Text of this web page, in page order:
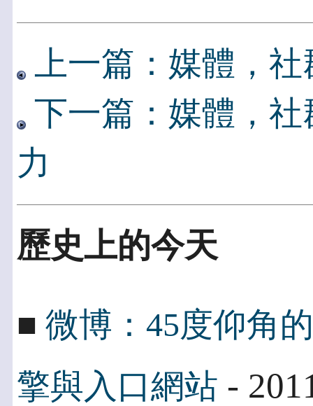
上一篇：媒體，
下一篇：媒體，
力
歷史上的今天
■ 微博：45度仰角
擎與入口網站 -